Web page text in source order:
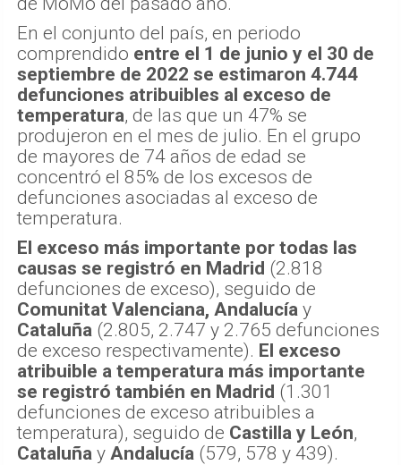
En el conjunto del país, en periodo
comprendido entre el 1 de junio y el 30 de
septiembre de 2022 se estimaron 4.744
defunciones atribuibles al exceso de
temperatura, de las que un 47% se
produjeron en el mes de julio. En el grupo
de mayores de 74 años de edad se
concentró el 85% de los excesos de
defunciones asociadas al exceso de
temperatura.
El exceso más importante por todas las
causas se registró en Madrid (2.818
defunciones de exceso), seguido de
Comunitat Valenciana, Andalucía y
Cataluña (2.805, 2.747 y 2.765 defunciones
de exceso respectivamente). El exceso
atribuible a temperatura más importante
se registró también en Madrid (1.301
defunciones de exceso atribuibles a
temperatura), seguido de Castilla y León,
Cataluña y Andalucía (579, 578 y 439).